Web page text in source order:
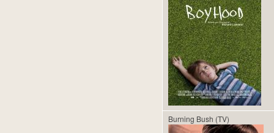
Burning Bush (TV)